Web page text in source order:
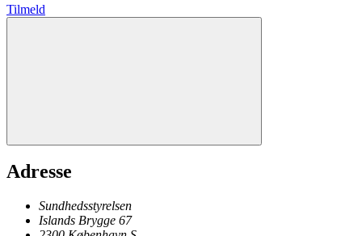
Tilmeld
Adresse
Sundhedsstyrelsen
Islands Brygge 67